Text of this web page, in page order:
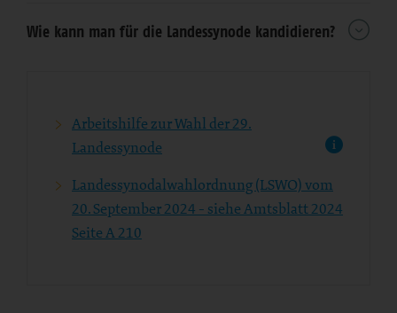
Wie kann man für die Landessynode kandidieren?
Arbeitshilfe zur Wahl der 29.
Landessynode
Landessynodalwahlordnung (LSWO) vom
20. September 2024 - siehe Amtsblatt 2024
Seite A 210